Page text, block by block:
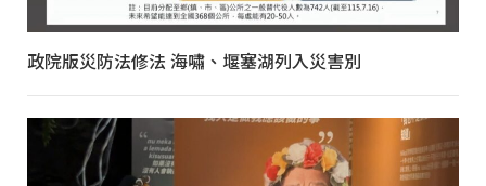
政院版災防法修法 海嘯、堰塞湖列入災害別